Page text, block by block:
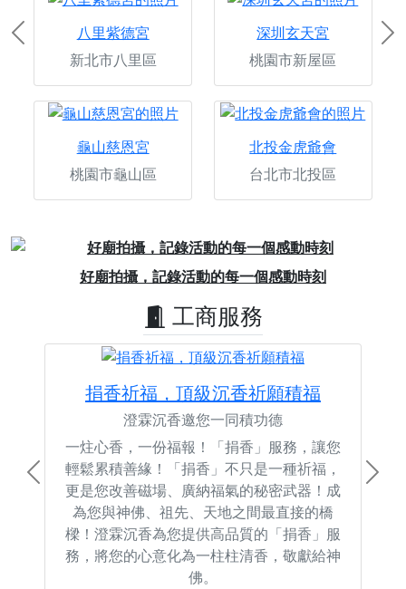
八里紫德宮
新北市八里區
深圳玄天宮
桃園市新屋區
龜山慈恩宮
桃園市龜山區
北投金虎爺會
台北市北投區
Previous
好廟拍攝，記錄活動的每一個感動時刻
Previous
工商服務
捐香祈福，頂級沉香祈願積福
澄霖沉香邀您一同積功德
一炷心香，一份福報！「捐香」服務，讓您
輕鬆累積善緣！「捐香」不只是一種祈福，
更是您改善磁場、廣納福氣的秘密武器！成
為您與神佛、祖先、天地之間最直接的橋
樑！澄霖沉香為您提供高品質的「捐香」服
務，將您的心意化為一柱柱清香，敬獻給神
佛。
Previous Next